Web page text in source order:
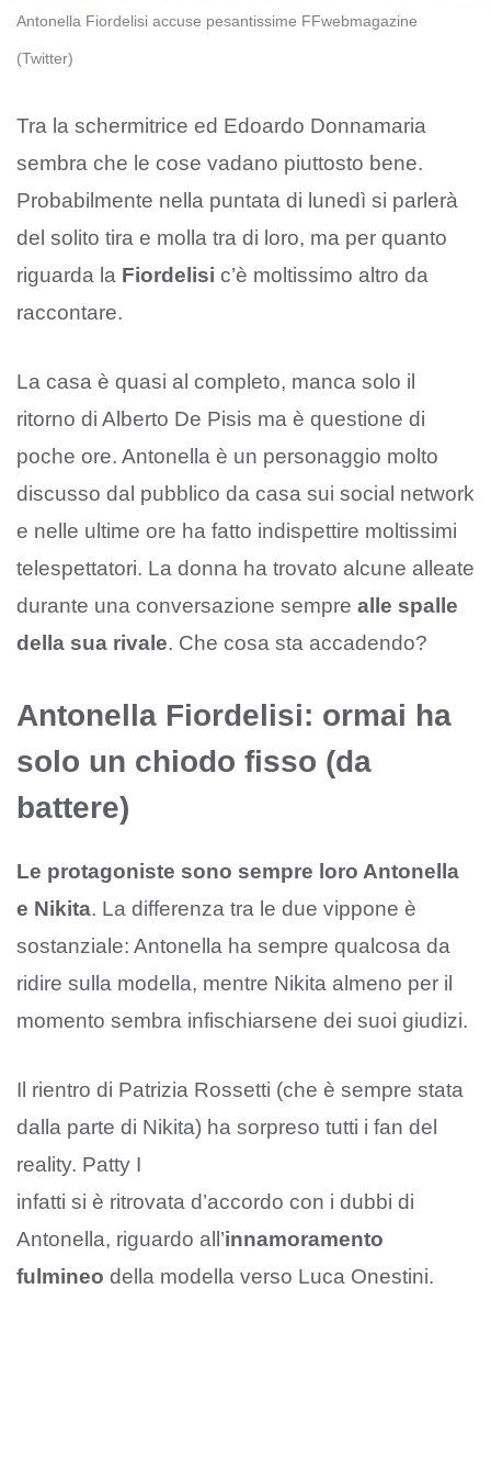
Antonella Fiordelisi accuse pesantissime FFwebmagazine
(Twitter)
Tra la schermitrice ed Edoardo Donnamaria
sembra che le cose vadano piuttosto bene.
Probabilmente nella puntata di lunedì si parlerà
del solito tira e molla tra di loro, ma per quanto
riguarda la Fiordelisi c’è moltissimo altro da
raccontare.
La casa è quasi al completo, manca solo il
ritorno di Alberto De Pisis ma è questione di
poche ore. Antonella è un personaggio molto
discusso dal pubblico da casa sui social network
e nelle ultime ore ha fatto indispettire moltissimi
telespettatori. La donna ha trovato alcune alleate
durante una conversazione sempre alle spalle
della sua rivale. Che cosa sta accadendo?
Antonella Fiordelisi: ormai ha
solo un chiodo fisso (da
battere)
Le protagoniste sono sempre loro Antonella
e Nikita. La differenza tra le due vippone è
sostanziale: Antonella ha sempre qualcosa da
ridire sulla modella, mentre Nikita almeno per il
momento sembra infischiarsene dei suoi giudizi.
Il rientro di Patrizia Rossetti (che è sempre stata
dalla parte di Nikita) ha sorpreso tutti i fan del
reality. Patty I
infatti si è ritrovata d’accordo con i dubbi di
Antonella, riguardo all’innamoramento
fulmineo della modella verso Luca Onestini.